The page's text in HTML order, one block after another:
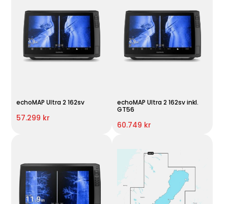
echoMAP Ultra 2 162sv
57.299 kr
echoMAP Ultra 2 162sv inkl.
GT56
60.749 kr